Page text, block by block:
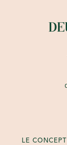
LE CONCEPT